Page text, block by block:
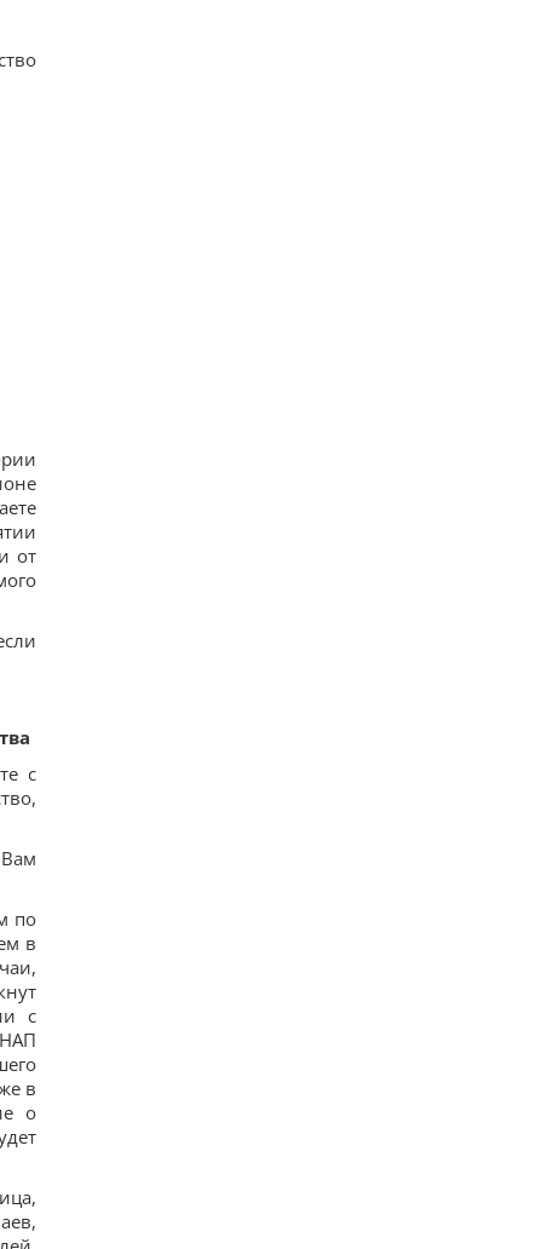
от
с
по
в
с
в
о